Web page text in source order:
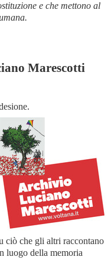
e che mettono al
Marescotti
ciò che gli altri raccontano
luogo della memoria